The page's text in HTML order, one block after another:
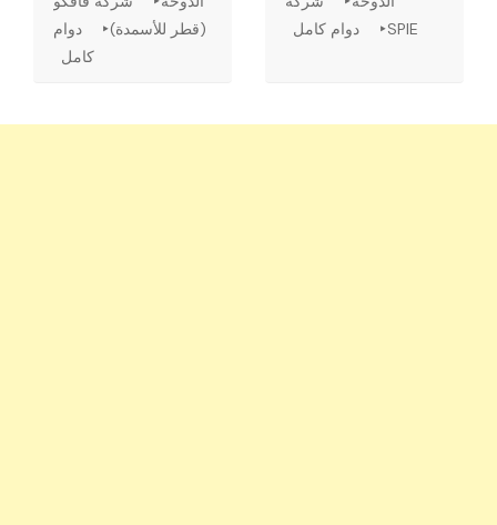
SPIE
دوام كامل
(قطر للأسمدة)
دوام
كامل